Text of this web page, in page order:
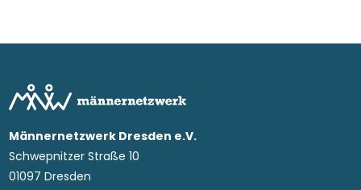
Männernetzwerk Dresden e.V.
Schwepnitzer Straße 10
01097 Dresden